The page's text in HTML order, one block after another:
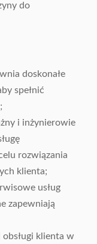
do
doskonałe
spełnić
i inżynierowie
rozwiązania
klienta;
usług
zapewniają
klienta w